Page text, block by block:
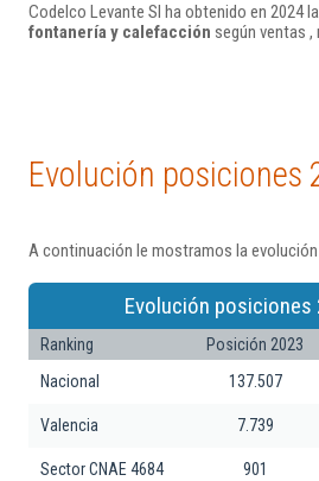
Codelco Levante Sl ha obtenido en 2024
fontanería y calefacción según ventas
Evolución posiciones
A continuación le mostramos la
Evolución posiciones
Ranking Posición 2023
Nacional
137.507
Valencia 7.739
Sector CNAE 4684 901